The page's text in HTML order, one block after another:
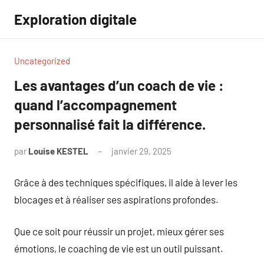
contenu
Exploration digitale
Uncategorized
Les avantages d’un coach de vie :
quand l’accompagnement
personnalisé fait la différence.
par Louise KESTEL janvier 29, 2025
Grâce à des techniques spécifiques, il aide à lever les
blocages et à réaliser ses aspirations profondes.
Que ce soit pour réussir un projet, mieux gérer ses
émotions, le coaching de vie est un outil puissant.